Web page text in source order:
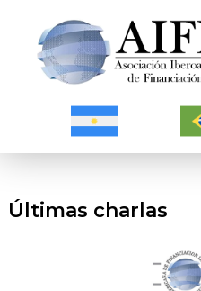
Últimas charlas